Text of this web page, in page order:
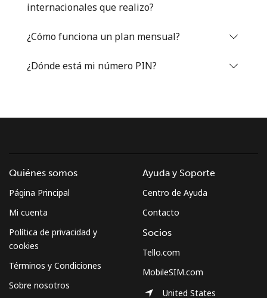
internacionales que realizo?
¿Cómo funciona un plan mensual?
¿Dónde está mi número PIN?
Quiénes somos
Página Principal
Mi cuenta
Política de privacidad y
cookies
Términos y Condiciones
Sobre nosotros
Ayuda y Soporte
Centro de Ayuda
Contacto
Socios
Tello.com
MobileSIM.com
United States